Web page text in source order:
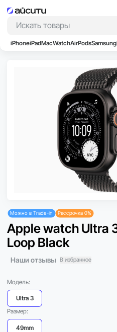
iPhoneiPadMacWatchAirPodsSamsung
Apple watch Ultra
Loop Black
Наши отзывы В избранное
Можно в Trade-in Рассрочка 0%
Модель:
Ultra 3
Размер:
49mm